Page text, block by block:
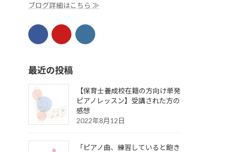
ブログ詳細はこちら ≫
最近の投稿
【保育士養成校在籍の方向け単発
ピアノレッスン】受講された方の
感想
2022年8月12日
「ピアノ曲、練習していると飽き